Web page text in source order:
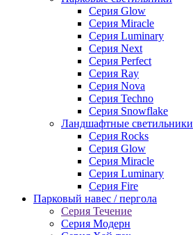
Серия Glow
Серия Miracle
Серия Luminary
Серия Next
Серия Perfect
Серия Ray
Серия Nova
Серия Techno
Серия Snowflake
Ландшафтные светильники
Серия Rocks
Серия Glow
Серия Miracle
Серия Luminary
Серия Fire
Парковый навес / пергола
Серия Течение
Серия Модерн